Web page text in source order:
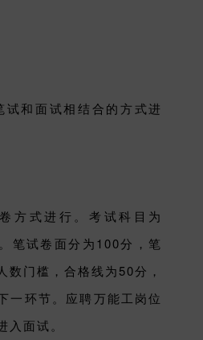
和面试相结合的方式进
式进行。考试科目为
笔试卷面分为100分，笔
数门槛，合格线为50分，
一环节。应聘万能工岗位
入面试。